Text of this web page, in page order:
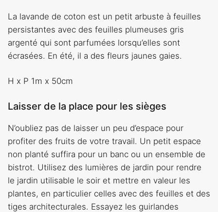
La lavande de coton est un petit arbuste à feuilles
persistantes avec des feuilles plumeuses gris
argenté qui sont parfumées lorsqu’elles sont
écrasées. En été, il a des fleurs jaunes gaies.
H x P 1m x 50cm
Laisser de la place pour les sièges
N’oubliez pas de laisser un peu d’espace pour
profiter des fruits de votre travail. Un petit espace
non planté suffira pour un banc ou un ensemble de
bistrot. Utilisez des lumières de jardin pour rendre
le jardin utilisable le soir et mettre en valeur les
plantes, en particulier celles avec des feuilles et des
tiges architecturales. Essayez les guirlandes